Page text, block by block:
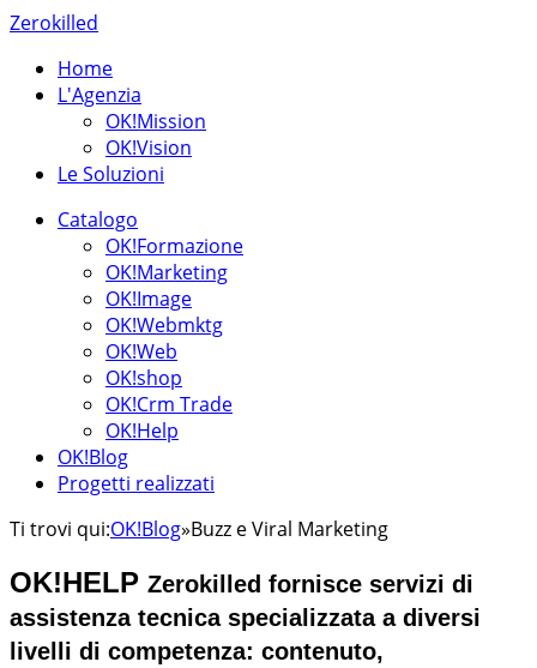
Zerokilled
Home
L'Agenzia
OK!Mission
OK!Vision
Le Soluzioni
Catalogo
OK!Formazione
OK!Marketing
OK!Image
OK!Webmktg
OK!Web
OK!shop
OK!Crm Trade
OK!Help
OK!Blog
Progetti realizzati
Ti trovi qui:OK!Blog»Buzz e Viral Marketing
OK!HELP Zerokilled fornisce servizi di
assistenza tecnica specializzata a diversi
livelli di competenza: contenuto,